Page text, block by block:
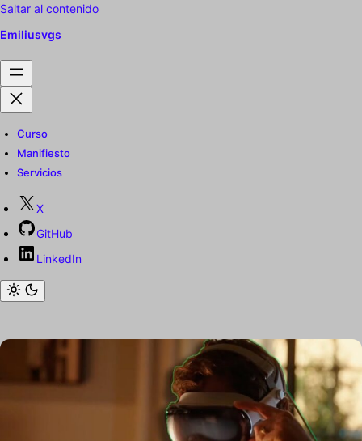
Saltar al contenido
Emiliusvgs
Curso
Manifiesto
Servicios
X
GitHub
LinkedIn